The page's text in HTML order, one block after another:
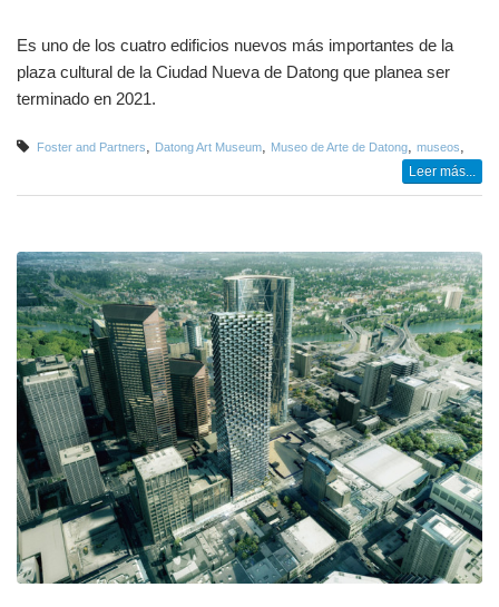
Es uno de los cuatro edificios nuevos más importantes de la
plaza cultural de la Ciudad Nueva de Datong que planea ser
terminado en 2021.
Foster and Partners, Datong Art Museum, Museo de Arte de Datong, museos,
Leer más...